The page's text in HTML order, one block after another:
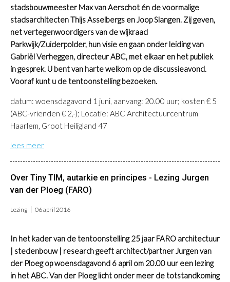
stadsbouwmeester Max van Aerschot én de voormalige
stadsarchitecten Thijs Asselbergs en Joop Slangen. Zij geven,
net vertegenwoordigers van de wijkraad
Parkwijk/Zuiderpolder, hun visie en gaan onder leiding van
Gabriël Verheggen, directeur ABC, met elkaar en het publiek
in gesprek. U bent van harte welkom op de discussieavond.
Vooraf kunt u de tentoonstelling bezoeken.
datum: woensdagavond 1 juni, aanvang: 20.00 uur; kosten € 5
(ABC-vrienden € 2,-); Locatie: ABC Architectuurcentrum
Haarlem, Groot Heiligland 47
lees meer
Over Tiny TIM, autarkie en principes - Lezing Jurgen
van der Ploeg (FARO)
Lezing 06 april 2016
In het kader van de tentoonstelling 25 jaar FARO architectuur
| stedenbouw | research geeft architect/partner Jurgen van
der Ploeg op woensdagavond 6 april om 20.00 uur een lezing
in het ABC. Van der Ploeg licht onder meer de totstandkoming